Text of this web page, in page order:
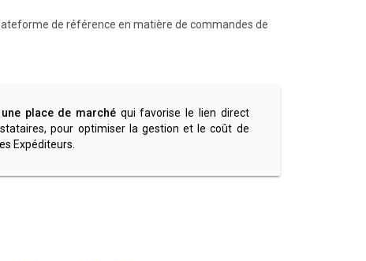
de référence en matière de commandes de
place de marché qui favorise le lien direct
pour optimiser la gestion et le coût de
Expéditeurs.